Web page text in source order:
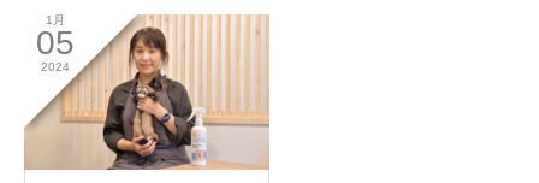
1月
05
2024